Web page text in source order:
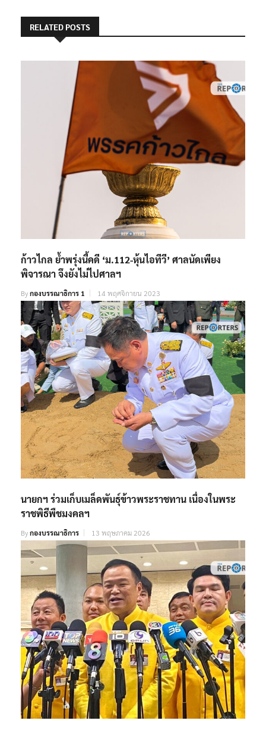
RELATED POSTS
ก้าวไกล ย้ำพรุ่งนี้คดี ‘ม.112-หุ้นไอทีวี’ ศาลนัดเพียง
พิจารณา จึงยังไม่ไปศาลฯ
Byกองบรรณาธิการ 1 14 พฤศจิกายน 2023
นายกฯ ร่วมเก็บเมล็ดพันธุ์ข้าวพระราชทาน เนื่องในพระ
ราชพิธีพืชมงคลฯ
Byกองบรรณาธิการ 13 พฤษภาคม 2026